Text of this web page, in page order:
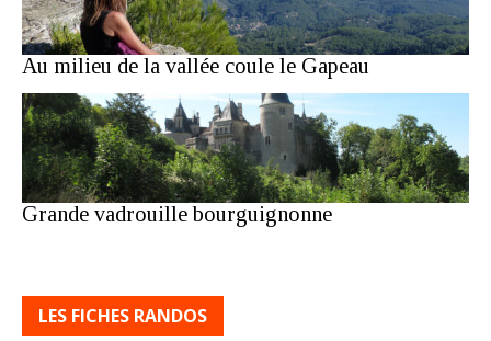
Au milieu de la vallée coule le Gapeau
Grande vadrouille bourguignonne
LES FICHES RANDOS